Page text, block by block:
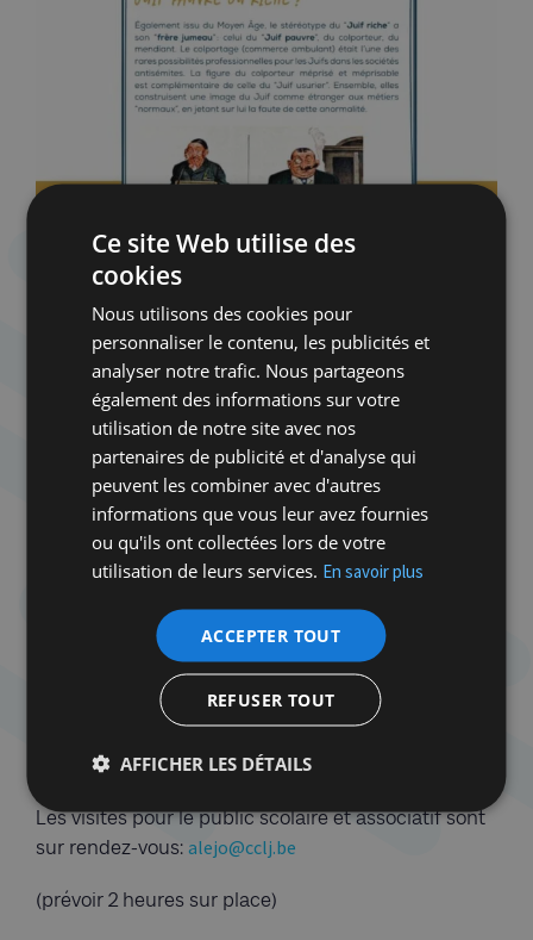
Prochaines visites
Exposition "Juif?" 26/10/23
Exposition "Juif?" 06/12/23
Les visites pour le public scolaire et associatif sont
sur rendez-vous: alejo@cclj.be
(prévoir 2 heures sur place)
Ce site Web utilise des
cookies
Nous utilisons des cookies pour
personnaliser le contenu, les publicités et
analyser notre trafic. Nous partageons
également des informations sur votre
utilisation de notre site avec nos
partenaires de publicité et d'analyse qui
peuvent les combiner avec d'autres
informations que vous leur avez fournies
ou qu'ils ont collectées lors de votre
utilisation de leurs services. En savoir plus
ACCEPTER TOUT
REFUSER TOUT
AFFICHER LES DÉTAILS